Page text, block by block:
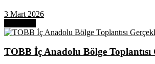
3 Mart 2026
TOBB İç Anadolu Bölge